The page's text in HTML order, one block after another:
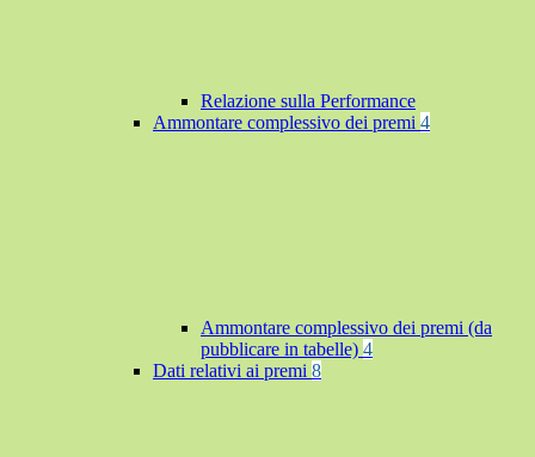
Relazione sulla Performance
Ammontare complessivo dei premi 4
Ammontare complessivo dei premi (da
pubblicare in tabelle) 4
Dati relativi ai premi 8